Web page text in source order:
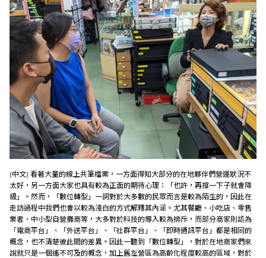
Research
Link
(中文) 看著大量的線上共筆檔案，一方面得知大部分的在地夥伴們營運狀況不
太好，另一方面大家也具有較為正面的期待心理：「也許，再撐一下子就會降
級」。然而，「數位轉型」一詞對於大多數的民眾而言是較為陌生的，因此在
走訪過程中我們也會以較為淺白的方式解釋其內涵。尤其餐廳、小吃店、零售
業者、中小型自營攤商等，大多對於科技的導入較為排斥，而部分商家則認為
「電商平台」、「外送平台」、「社群平台」、「即時通訊平台」都是相同的
概念，也不清楚彼此間的差異。因此一聽到「數位轉型」，對於在地商家們來
說就只是一個遙不可及的概念，加上舊左營區為高齡化程度較高的區域，對於